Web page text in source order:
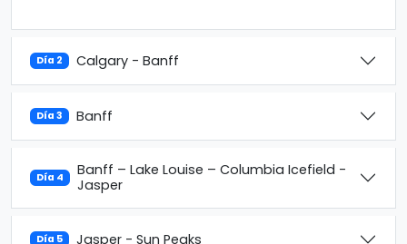
Día 2 Calgary - Banff
Día 3 Banff
Día 4
Banff – Lake Louise – Columbia Icefield -
Jasper
Día 5 Jasper - Sun Peaks